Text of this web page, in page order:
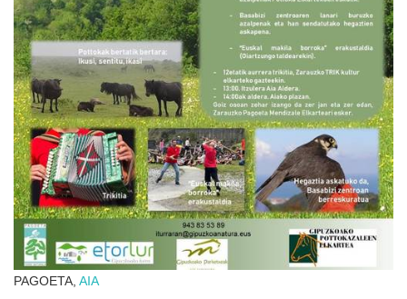
PAGOETA, AIA